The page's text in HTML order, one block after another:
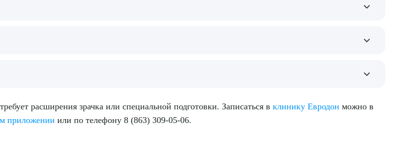
Пациент чувствует только легкое прикосновение и прохладу геля. Анестезия не
рана века или свежая травма глаза (метод адаптируется или откладывается на период
помогает выявить врожденную катаракту, ретинопатию недоношенных, врожденную
расширения зрачка или специальной подготовки. Записаться в клинику Евродон можно в
приложении или по телефону 8 (863) 309-05-06.